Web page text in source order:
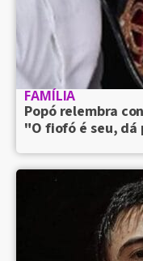
FAMÍLIA
Popó relembra
"O fiofó é seu, dá